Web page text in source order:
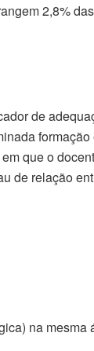
2,8%
de
que o
de relação
na mesma